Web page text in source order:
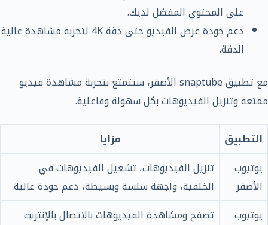
على المحتوى المفضل لديك.
دعم جودة عرض الفيديو حتى دقة 4K لتجربة مشاهدة عالية
الدقة.
مع تطبيق snaptube الأصفر، ستتمتع بتجربة مشاهدة فيديو
ممتعة وتنزيل الفيديوهات بكل سهولة وفاعلية.
التطبيق
مزايا
يوتيوب
الأصفر
تنزيل الفيديوهات، تشغيل الفيديوهات في
الخلفية، واجهة سلسة وبسيطة، دعم جودة عالية
يوتيوب
تصفح ومشاهدة الفيديوهات بالاتصال بالإنترنت